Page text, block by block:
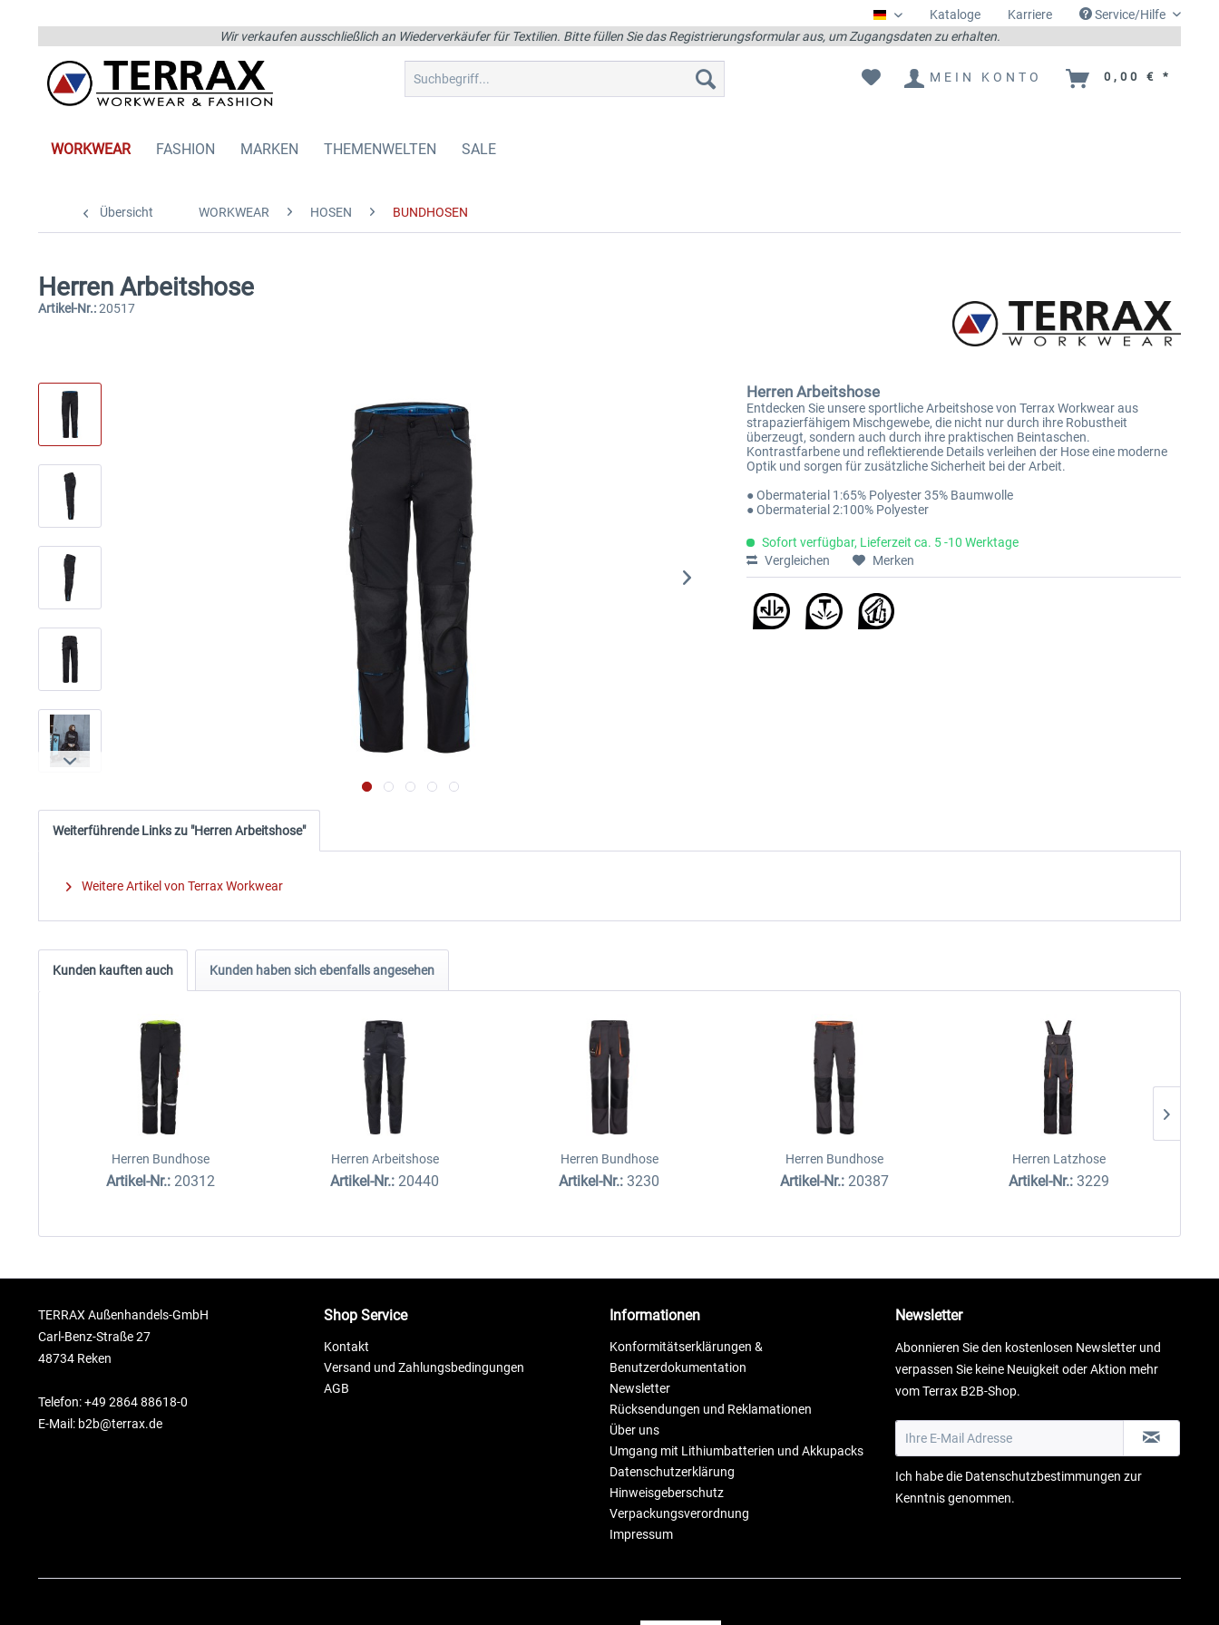
DeutschKataloge Karriere
Service/Hilfe
Wir verkaufen ausschließlich an Wiederverkäufer für Textilien. Bitte füllen Sie das Registrierungsformular aus, um Zugangsdaten zu erhalten.
MEIN KONTO 0,00 € *
WORKWEAR FASHION MARKEN THEMENWELTEN SALE
Übersicht WORKWEAR HOSEN BUNDHOSEN
Herren Arbeitshose
Artikel-Nr.:20517
Herren Arbeitshose
Entdecken Sie unsere sportliche Arbeitshose von Terrax Workwear aus
strapazierfähigem Mischgewebe, die nicht nur durch ihre Robustheit
überzeugt, sondern auch durch ihre praktischen Beintaschen.
Kontrastfarbene und reflektierende Details verleihen der Hose eine moderne
Optik und sorgen für zusätzliche Sicherheit bei der Arbeit.
● Obermaterial 1:65% Polyester 35% Baumwolle
● Obermaterial 2:100% Polyester
Sofort verfügbar, Lieferzeit ca. 5 -10 Werktage
Vergleichen
Merken
Weiterführende Links zu "Herren Arbeitshose"
Weitere Artikel von Terrax Workwear
Kunden kauften auch Kunden haben sich ebenfalls angesehen
Herren Bundhose
Artikel-Nr.: 20312
Herren Arbeitshose
Artikel-Nr.: 20440
Herren Bundhose
Artikel-Nr.: 3230
Herren Bundhose
Artikel-Nr.: 20387
Herren Latzhose
Artikel-Nr.: 3229
TERRAX Außenhandels-GmbH
Carl-Benz-Straße 27
48734 Reken
Telefon: +49 2864 88618-0
E-Mail: b2b@terrax.de
Shop Service
Kontakt
Versand und Zahlungsbedingungen
AGB
Informationen
Konformitätserklärungen &
Benutzerdokumentation
Newsletter
Rücksendungen und Reklamationen
Über uns
Umgang mit Lithiumbatterien und Akkupacks
Datenschutzerklärung
Hinweisgeberschutz
Verpackungsverordnung
Impressum
Newsletter
Abonnieren Sie den kostenlosen Newsletter und
verpassen Sie keine Neuigkeit oder Aktion mehr
vom Terrax B2B-Shop.
Ich habe die Datenschutzbestimmungen zur
Kenntnis genommen.